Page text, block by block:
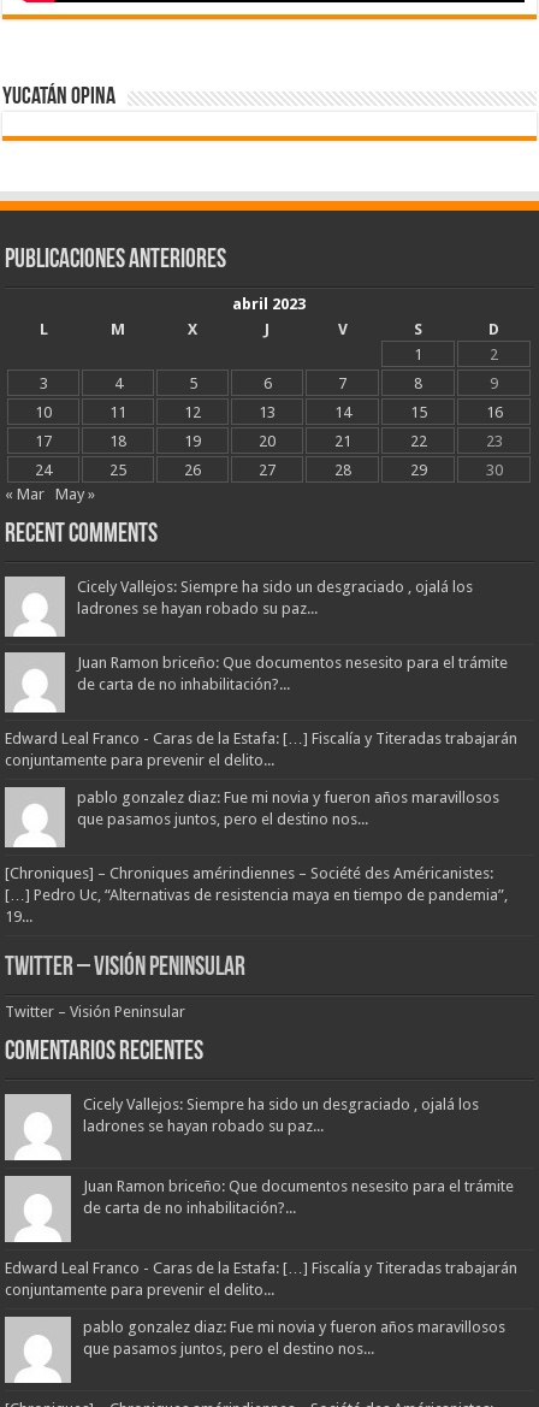
Yucatán Opina
Publicaciones Anteriores
abril 2023
L
M X J V S
D
1
2
3
4 5 6 7 8
9
10
11 12 13 14 15
16
17
18 19 20 21 22
23
24
25 26 27 28 29
30
« Mar
May »
Recent Comments
Cicely Vallejos: Siempre ha sido un desgraciado , ojalá los
ladrones se hayan robado su paz...
Juan Ramon briceño: Que documentos nesesito para el trámite
de carta de no inhabilitación?...
Edward Leal Franco - Caras de la Estafa: […] Fiscalía y Titeradas trabajarán
conjuntamente para prevenir el delito...
pablo gonzalez diaz: Fue mi novia y fueron años maravillosos
que pasamos juntos, pero el destino nos...
[Chroniques] – Chroniques amérindiennes – Société des Américanistes:
[…] Pedro Uc, “Alternativas de resistencia maya en tiempo de pandemia”,
19...
Twitter – Visión Peninsular
Twitter – Visión Peninsular
Comentarios Recientes
Cicely Vallejos: Siempre ha sido un desgraciado , ojalá los
ladrones se hayan robado su paz...
Juan Ramon briceño: Que documentos nesesito para el trámite
de carta de no inhabilitación?...
Edward Leal Franco - Caras de la Estafa: […] Fiscalía y Titeradas trabajarán
conjuntamente para prevenir el delito...
pablo gonzalez diaz: Fue mi novia y fueron años maravillosos
que pasamos juntos, pero el destino nos...